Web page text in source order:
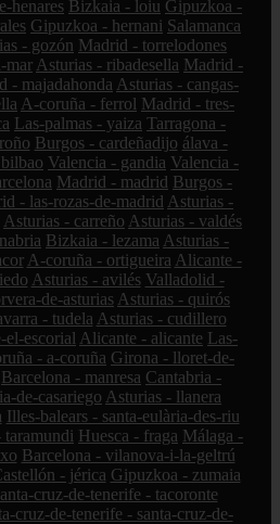
henares Bizkaia - loiu Gipuzkoa -
Gipuzkoa - hernani Salamanca
- gozón Madrid - torrelodones
mar Asturias - ribadesella Madrid -
- majadahonda Asturias - cangas-
A-coruña - ferrol Madrid - tres-
Las-palmas - yaiza Tarragona -
Burgos - cardeñadijo álava -
Valencia - gandia Valencia -
Madrid - madrid Burgos -
- las-rozas-de-madrid Asturias -
Asturias - carreño Asturias - valdés
Bizkaia - lezama Asturias -
A-coruña - ortigueira Alicante -
Asturias - avilés Valladolid -
de-asturias Asturias - quirós
- tudela Asturias - cudillero
el-escorial Alicante - alicante Las-
- a-coruña Girona - lloret-de-
Barcelona - manresa Cantabria -
de-casariego Asturias - llanera
Illes-balears - santa-eulària-des-riu
taramundi Huesca - fraga Málaga -
Barcelona - vilanova-i-la-geltrú
- jérica Gipuzkoa - zumaia
cruz-de-tenerife - tacoronte
cruz-de-tenerife - santa-cruz-de-